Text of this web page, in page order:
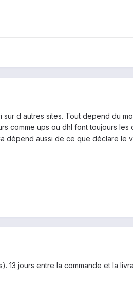
d autres sites. Tout depend du
comme ups ou dhl font toujours les
dépend aussi de ce que déclare le
13 jours entre la commande et la